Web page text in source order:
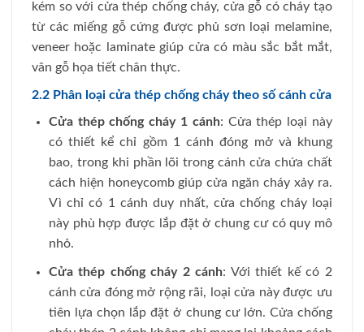
kém so với cửa thép chống cháy, cửa gỗ có cháy tạo
từ các miếng gỗ cứng được phủ sơn loại melamine,
veneer hoặc laminate giúp cửa có màu sắc bắt mắt,
vân gỗ họa tiết chân thực.
2.2 Phân loại cửa thép chống cháy theo số cánh cửa
Cửa thép chống cháy 1 cánh: Cửa thép loại này
có thiết kể chỉ gồm 1 cánh đóng mở và khung
bao, trong khi phần lõi trong cánh cửa chứa chất
cách hiện honeycomb giúp cửa ngăn cháy xảy ra.
Vì chỉ có 1 cánh duy nhất, cửa chống cháy loại
này phù hợp được lắp đặt ở chung cư có quy mô
nhỏ.
Cửa thép chống cháy 2 cánh: Với thiết kế có 2
cánh cửa đóng mở rộng rãi, loại cửa này được ưu
tiên lựa chọn lắp đặt ở chung cư lớn. Cửa chống